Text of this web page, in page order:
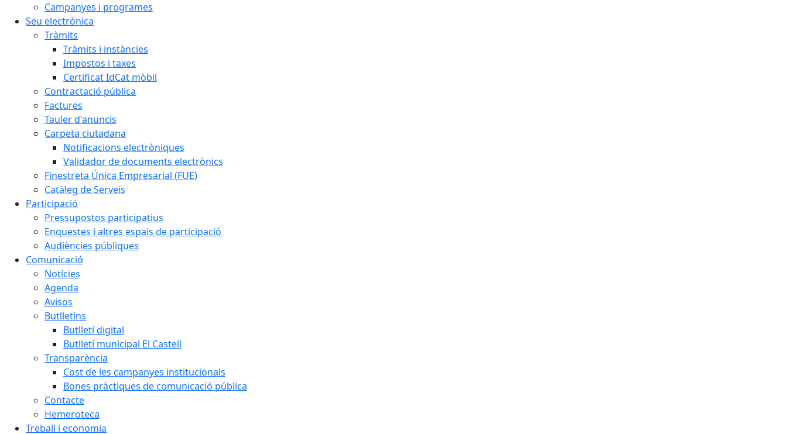
Campanyes i programes
Seu electrònica
Tràmits
Tràmits i instàncies
Impostos i taxes
Certificat IdCat mòbil
Contractació pública
Factures
Tauler d'anuncis
Carpeta ciutadana
Notificacions electròniques
Validador de documents electrònics
Finestreta Única Empresarial (FUE)
Catàleg de Serveis
Participació
Pressupostos participatius
Enquestes i altres espais de participació
Audiències públiques
Comunicació
Notícies
Agenda
Avisos
Butlletins
Butlletí digital
Butlletí municipal El Castell
Transparència
Cost de les campanyes institucionals
Bones pràctiques de comunicació pública
Contacte
Hemeroteca
Treball i economia